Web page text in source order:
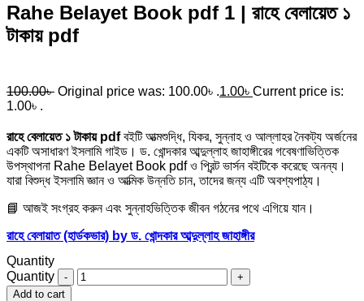
Rahe Belayet Book pdf 1 | রাহে বেলায়েত ১
টাকায় pdf
100.00৳ Original price was: 100.00৳ .1.00৳ Current price is:
1.00৳ .
রাহে বেলায়েত ১ টাকায় pdfবইটি আত্মশুদ্ধি, যিকর, সুন্নাহ ও আল্লাহর নৈকট্য অর্জনের
একটি অসাধারণ ইসলামি গাইড। ড. খোন্দকার আব্দুল্লাহ জাহাঙ্গীরের গবেষণাভিত্তিক
উপস্থাপনা Rahe Belayet Book pdf ও প্রিন্ট ভার্সন বইটিকে করেছে অনন্য।
যারা বিশুদ্ধ ইসলামি জ্ঞান ও আত্মিক উন্নতি চান, তাদের জন্য এটি অবশ্যপাঠ্য।
📘 আজই সংগ্রহ করুন এবং সুন্নাহভিত্তিক জীবন গঠনের পথে এগিয়ে যান।
রাহে বেলায়াত (হার্ডকভার) by ড. খোন্দকার আব্দুল্লাহ জাহাঙ্গীর
Quantity
Quantity
Add to cart